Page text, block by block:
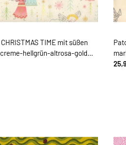
TIME mit süßen
hellgrün-altrosa-gold